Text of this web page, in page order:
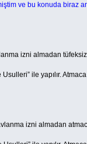
ve bu konuda biraz
izni almadan
ile yapılır.
izni almadan